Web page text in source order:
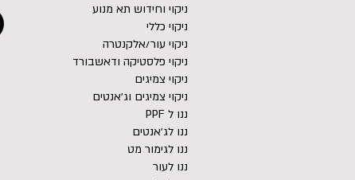
ניקוי וחידוש תא מנוע
ניקוי כללי
ניקוי עור/אלקנטרה
ניקוי פלסטיקה ודאשבורד
ניקוי צמיגים
ניקוי צמיגים וג׳אנטים
ננו ל PPF
ננו לג׳אנטים
ננו לגימור מט
ננו לעור